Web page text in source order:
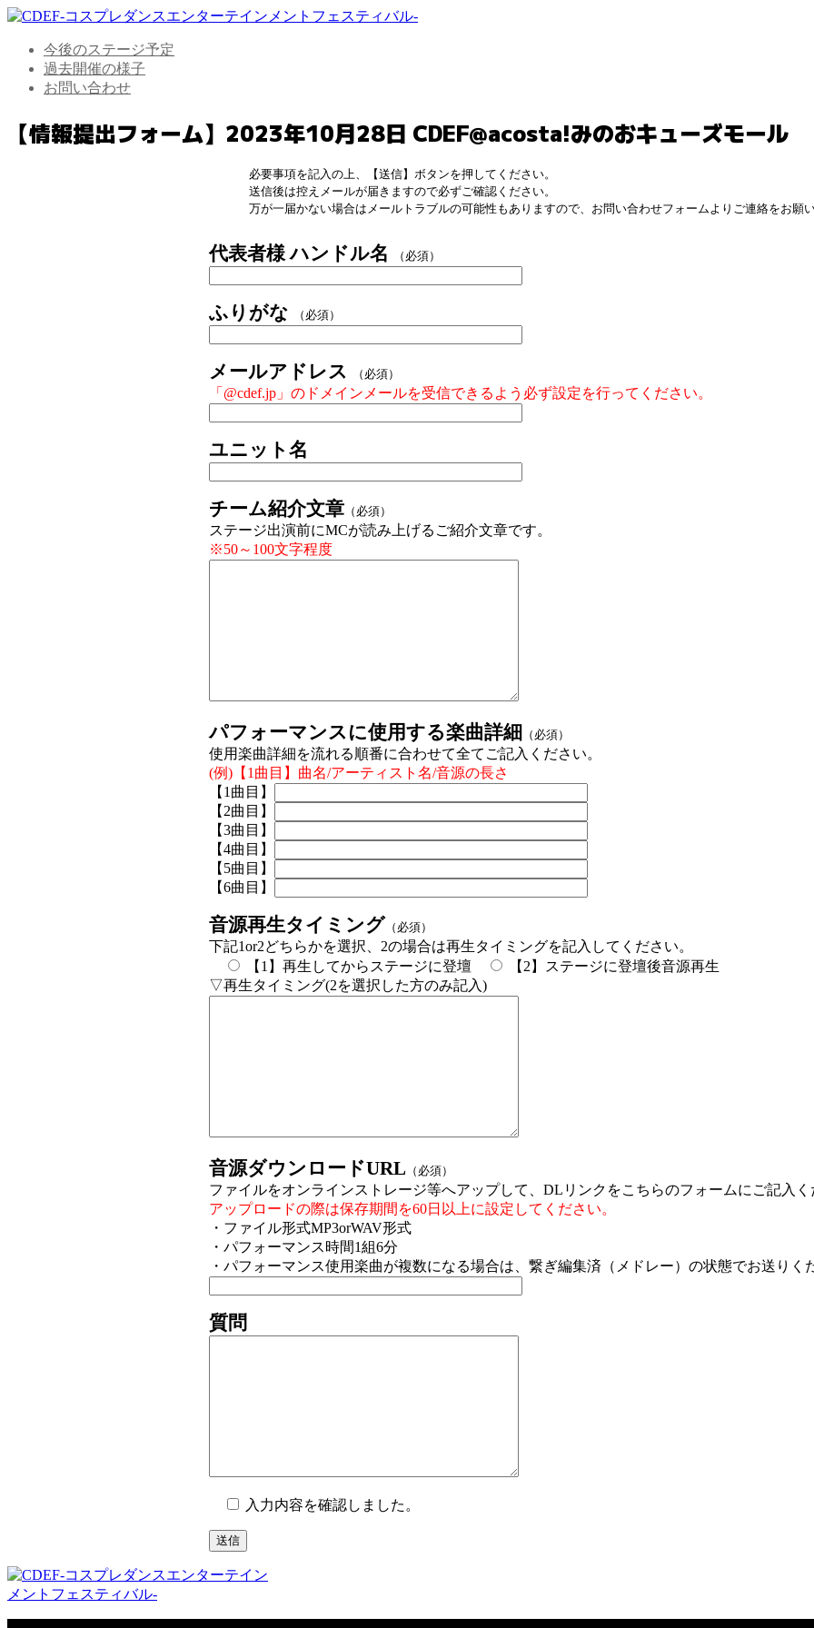
今後のステージ予定
過去開催の様子
お問い合わせ
【情報提出フォーム】2023年10月28日 CDEF@acosta!みのおキューズモール
必要事項を記入の上、【送信】ボタンを押してください。
送信後は控えメールが届きますので必ずご確認ください。
万が一届かない場合はメールトラブルの可能性もありますので、お問い合わせフォームよりご連絡をお願
代表者様 ハンドル名 （必須）
ふりがな （必須）
メールアドレス （必須）
「@cdef.jp」のドメインメールを受信できるよう必ず設定を行ってください。
ユニット名
チーム紹介文章 （必須）
ステージ出演前にMCが読み上げるご紹介文章です。
※50～100文字程度
パフォーマンスに使用する楽曲詳細 （必須）
使用楽曲詳細を流れる順番に合わせて全てご記入ください。
(例)【1曲目】曲名/アーティスト名/音源の長さ
【1曲目】
【2曲目】
【3曲目】
【4曲目】
【5曲目】
【6曲目】
音源再生タイミング （必須）
下記1or2どちらかを選択、2の場合は再生タイミングを記入してください。
【1】再生してからステージに登壇
【2】ステージに登壇後音源再生
▽再生タイミング(2を選択した方のみ記入)
音源ダウンロードURL （必須）
ファイルをオンラインストレージ等へアップして、DLリンクをこちらのフォームにご記入く
アップロードの際は保存期間を60日以上に設定してください。
・ファイル形式MP3orWAV形式
・パフォーマンス時間1組6分
・パフォーマンス使用楽曲が複数になる場合は、繋ぎ編集済（メドレー）の状態でお送りく
質問
入力内容を確認しました。